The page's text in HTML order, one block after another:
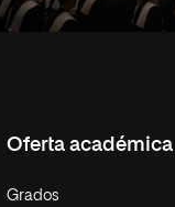
Oferta académica
Grados